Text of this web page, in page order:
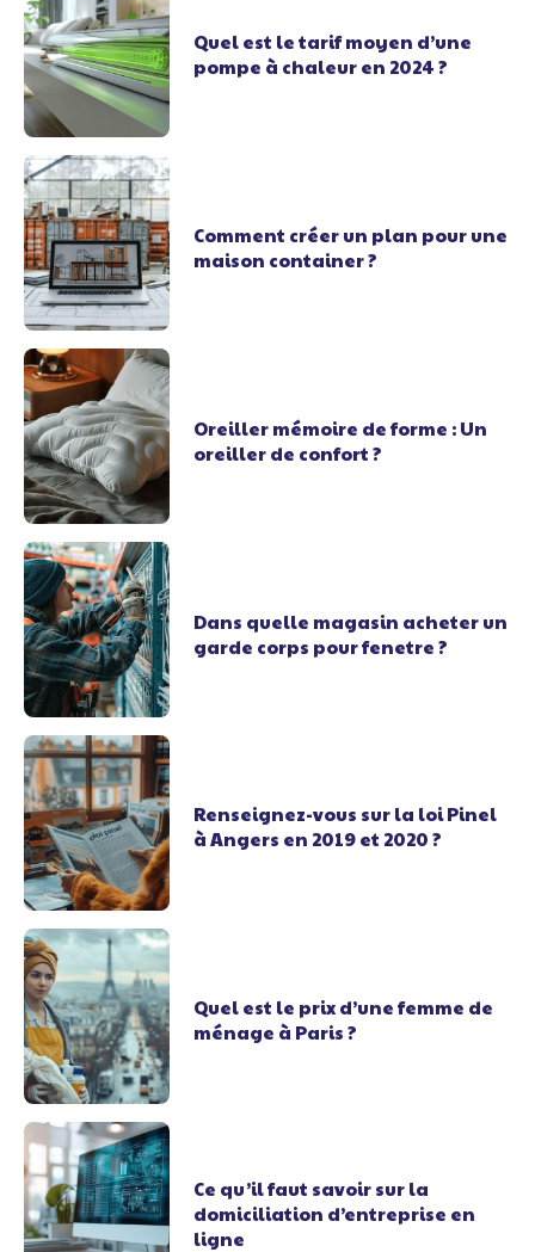
Quel est le tarif moyen d’une
pompe à chaleur en 2024 ?
Comment créer un plan pour une
maison container ?
Oreiller mémoire de forme : Un
oreiller de confort ?
Dans quelle magasin acheter un
garde corps pour fenetre ?
Renseignez-vous sur la loi Pinel
à Angers en 2019 et 2020 ?
Quel est le prix d’une femme de
ménage à Paris ?
Ce qu’il faut savoir sur la
domiciliation d’entreprise en
ligne